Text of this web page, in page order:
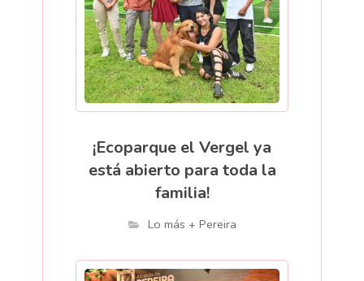
¡Ecoparque el Vergel ya
está abierto para toda la
familia!
Lo más + Pereira